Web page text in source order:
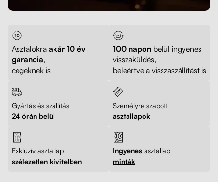
Asztalokra akár 10 év
garancia,
cégeknek is
100 napon belül ingyenes
visszaküldés,
beleértve a visszaszállítást is
Gyártás és szállítás
24 órán belül
Személyre szabott
asztallapok
Exkluzív asztallap
szélezetlen kivitelben
Ingyenes asztallap
minták